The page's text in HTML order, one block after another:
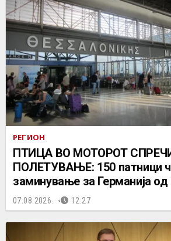
РЕГИОН
ПТИЦА ВО МОТОРОТ
ПОЛЕТУВАЊЕ: 150 патници
заминување за Германија
07.08.2026. 12:27